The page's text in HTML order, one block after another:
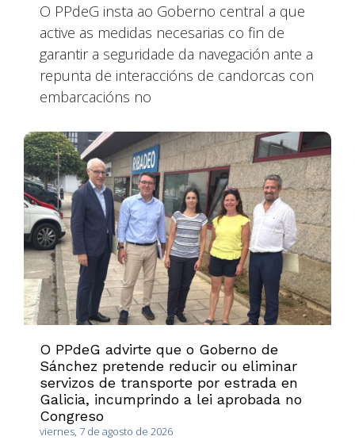
O PPdeG insta ao Goberno central a que
active as medidas necesarias co fin de
garantir a seguridade da navegación ante a
repunta de interaccións de candorcas con
embarcacións no
O PPdeG advirte que o Goberno de
Sánchez pretende reducir ou eliminar
servizos de transporte por estrada en
Galicia, incumprindo a lei aprobada no
Congreso
viernes, 7 de agosto de 2026